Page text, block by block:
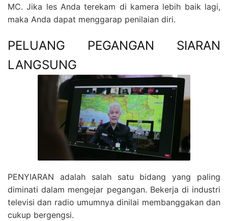
MC. Jika les Anda terekam di kamera lebih baik lagi,
maka Anda dapat menggarap penilaian diri.
PELUANG PEGANGAN SIARAN
LANGSUNG
PENYIARAN adalah salah satu bidang yang paling
diminati dalam mengejar pegangan. Bekerja di industri
televisi dan radio umumnya dinilai membanggakan dan
cukup bergengsi.